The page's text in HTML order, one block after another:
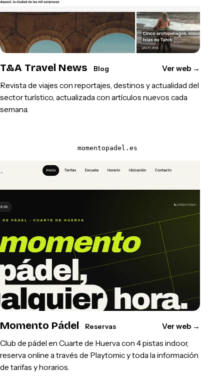
T&A Travel News Blog Ver web →
Revista de viajes con reportajes, destinos y actualidad del
sector turístico, actualizada con artículos nuevos cada
semana.
momentopadel.es
Momento Pádel Reservas Ver web →
Club de pádel en Cuarte de Huerva con 4 pistas indoor,
reserva online a través de Playtomic y toda la información
de tarifas y horarios.